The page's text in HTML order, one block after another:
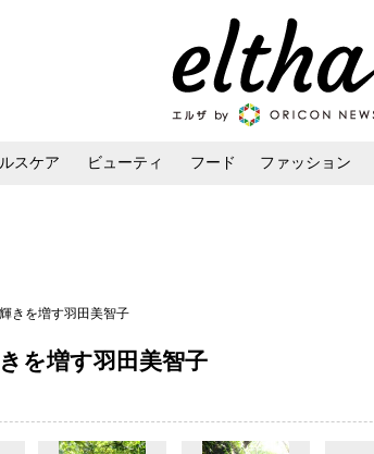
スケア ビューティ フード ファッション
きを増す羽田美智子
を増す羽田美智子